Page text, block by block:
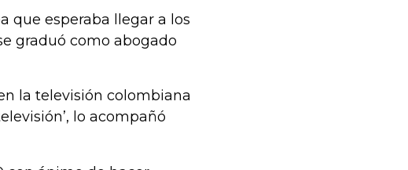
que esperaba llegar a los
graduó como abogado
la televisión colombiana
lo acompañó